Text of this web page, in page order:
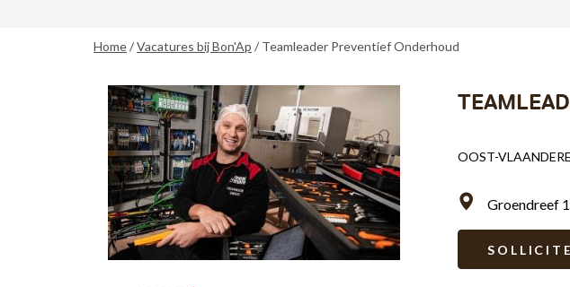
Home Vacatures bij Bon'Ap Teamleader Preventief Onderhoud
OOST-
Groendreef